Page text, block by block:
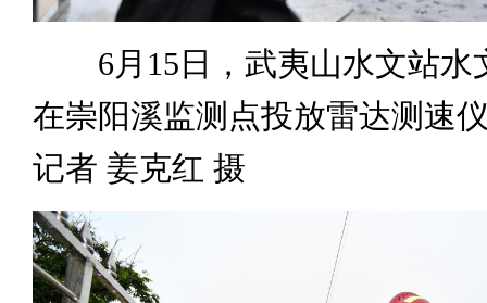
6月15日，武夷山水文站水
在崇阳溪监测点投放雷达测速
记者 姜克红 摄